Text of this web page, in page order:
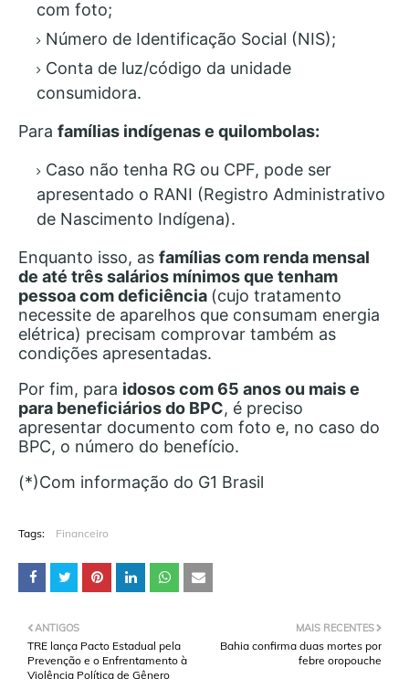
com foto;
Número de Identificação Social (NIS);
Conta de luz/código da unidade
consumidora.
Para famílias indígenas e quilombolas:
Caso não tenha RG ou CPF, pode ser
apresentado o RANI (Registro Administrativo
de Nascimento Indígena).
Enquanto isso, as famílias com renda mensal
de até três salários mínimos que tenham
pessoa com deficiência (cujo tratamento
necessite de aparelhos que consumam energia
elétrica) precisam comprovar também as
condições apresentadas.
Por fim, para idosos com 65 anos ou mais e
para beneficiários do BPC, é preciso
apresentar documento com foto e, no caso do
BPC, o número do benefício.
(*)Com informação do G1 Brasil
Tags: Financeiro
MAIS RECENTES
Bahia confirma duas mortes por
febre oropouche
ANTIGOS
TRE lança Pacto Estadual pela
Prevenção e o Enfrentamento à
Violência Política de Gênero